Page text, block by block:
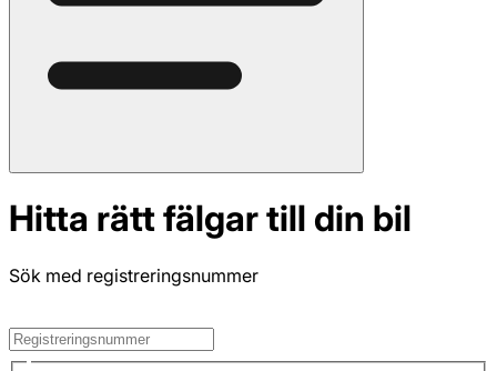
Hitta rätt fälgar till din bil
Sök med registreringsnummer